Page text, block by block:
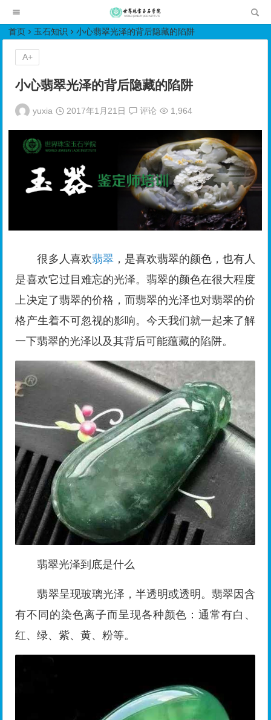
首页 玉石知识 小心翡翠光泽的背后隐藏的陷阱
小心翡翠光泽的背后隐藏的陷阱
yuxia 2017年1月21日 评论 1,964
很多人喜欢翡翠，是喜欢翡翠的颜色，也有人
是喜欢它过目难忘的光泽。翡翠的颜色在很大程度
上决定了翡翠的价格，而翡翠的光泽也对翡翠的价
格产生着不可忽视的影响。今天我们就一起来了解
一下翡翠的光泽以及其背后可能蕴藏的陷阱。
翡翠光泽到底是什么
翡翠呈现玻璃光泽，半透明或透明。翡翠因含
有不同的染色离子而呈现各种颜色：通常有白、
红、绿、紫、黄、粉等。
A+